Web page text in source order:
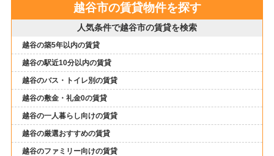
越谷市の賃貸物件を探す
人気条件で越谷市の賃貸を検索
越谷の築5年以内の賃貸
越谷の駅近10分以内の賃貸
越谷のバス・トイレ別の賃貸
越谷の敷金・礼金0の賃貸
越谷の一人暮らし向けの賃貸
越谷の厳選おすすめの賃貸
越谷のファミリー向けの賃貸